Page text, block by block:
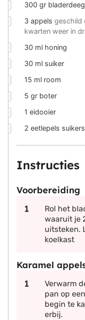
300 gr bladerdeeg
3 appels geschild
kwarten weer in
30 ml honing
30 ml suiker
15 ml room
5 gr boter
1 eidooier
2 eetlepels
Instructies
Voorbereiding
Rol het
waaruit je
uitsteken.
koelkast
Karamel
Verwarm
pan op
begin te
erbij.